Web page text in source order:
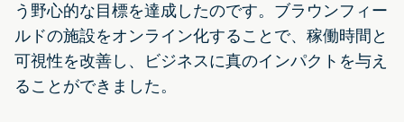
う野心的な目標を達成したのです。ブラウンフィー
ルドの施設をオンライン化することで、稼働時間と
可視性を改善し、ビジネスに真のインパクトを与え
ることができました。